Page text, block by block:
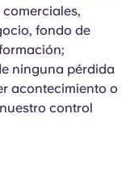
fondo de
ninguna pérdida
acontecimiento o
control